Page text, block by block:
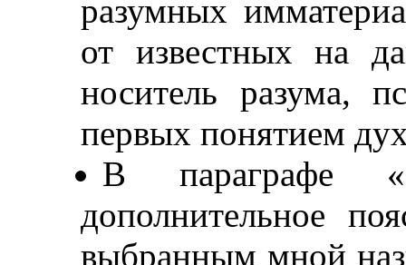
разумных
от известных на
носитель разума,
первых понятием
В параграфе
дополнительное
выбранным мной